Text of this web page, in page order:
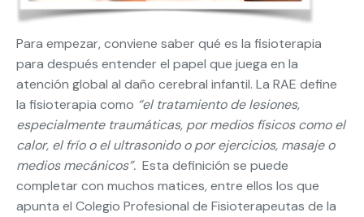
Para empezar, conviene saber qué es la fisioterapia
para después entender el papel que juega en la
atención global al daño cerebral infantil. La RAE define
la fisioterapia como “el tratamiento de lesiones,
especialmente traumáticas, por medios físicos como el
calor, el frío o el ultrasonido o por ejercicios, masaje o
medios mecánicos”. Esta definición se puede
completar con muchos matices, entre ellos los que
apunta el Colegio Profesional de Fisioterapeutas de la